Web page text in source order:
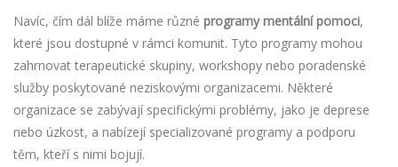
Navíc, čím dál blíže máme různé programy mentální pomoci,
které jsou dostupné v rámci komunit. Tyto programy mohou
zahrnovat terapeutické skupiny, workshopy nebo poradenské
služby poskytované neziskovými organizacemi. Některé
organizace se zabývají specifickými problémy, jako je deprese
nebo úzkost, a nabízejí specializované programy a podporu
těm, kteří s nimi bojují.